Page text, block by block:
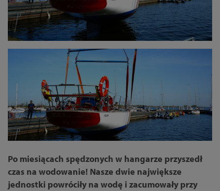
Po miesiącach spędzonych w hangarze przyszedł
czas na wodowanie! Nasze dwie największe
jednostki powróciły na wodę i zacumowały przy